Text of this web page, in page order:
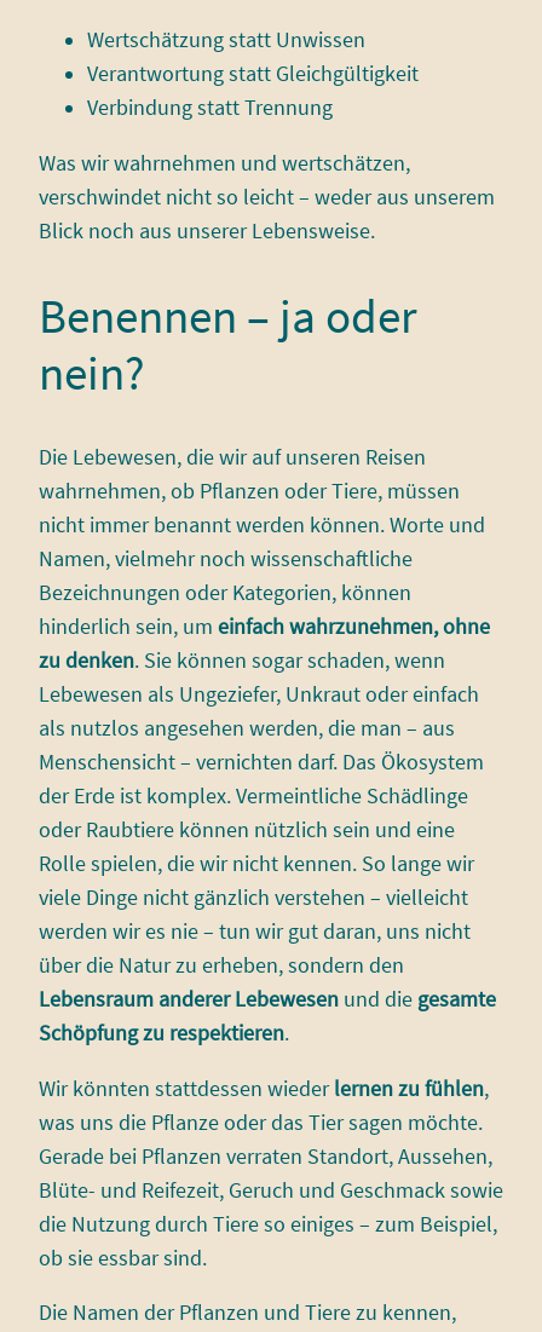
Wertschätzung statt Unwissen
Verantwortung statt Gleichgültigkeit
Verbindung statt Trennung
Was wir wahrnehmen und wertschätzen,
verschwindet nicht so leicht – weder aus unserem
Blick noch aus unserer Lebensweise.
Benennen – ja oder
nein?
Die Lebewesen, die wir auf unseren Reisen
wahrnehmen, ob Pflanzen oder Tiere, müssen
nicht immer benannt werden können. Worte und
Namen, vielmehr noch wissenschaftliche
Bezeichnungen oder Kategorien, können
hinderlich sein, um einfach wahrzunehmen, ohne
zu denken. Sie können sogar schaden, wenn
Lebewesen als Ungeziefer, Unkraut oder einfach
als nutzlos angesehen werden, die man – aus
Menschensicht – vernichten darf. Das Ökosystem
der Erde ist komplex. Vermeintliche Schädlinge
oder Raubtiere können nützlich sein und eine
Rolle spielen, die wir nicht kennen. So lange wir
viele Dinge nicht gänzlich verstehen – vielleicht
werden wir es nie – tun wir gut daran, uns nicht
über die Natur zu erheben, sondern den
Lebensraum anderer Lebewesen und die gesamte
Schöpfung zu respektieren.
Wir könnten stattdessen wiederlernen zu fühlen,
was uns die Pflanze oder das Tier sagen möchte.
Gerade bei Pflanzen verraten Standort, Aussehen,
Blüte- und Reifezeit, Geruch und Geschmack sowie
die Nutzung durch Tiere so einiges – zum Beispiel,
ob sie essbar sind.
Die Namen der Pflanzen und Tiere zu kennen,